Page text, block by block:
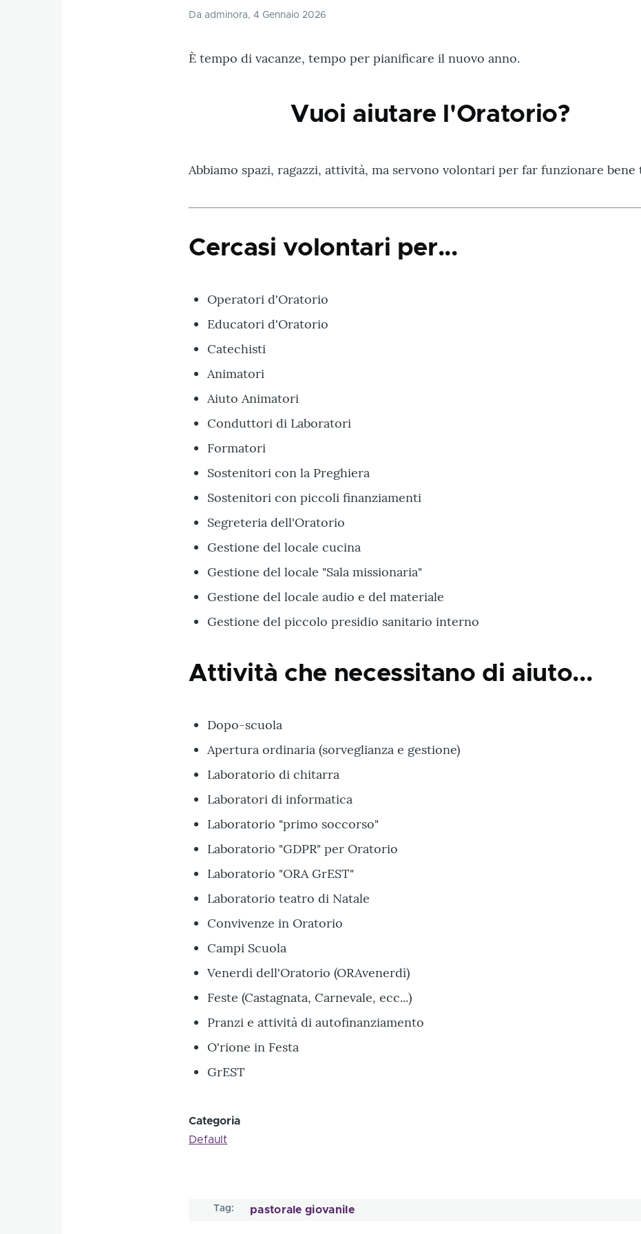
Daadminora, 4 Gennaio 2026
È tempo di vacanze, tempo per pianificare il nuovo anno.
Vuoi aiutare l'Oratorio?
Abbiamo spazi, ragazzi, attività, ma servono volontari per far funzionare
Cercasi volontari per...
Operatori d'Oratorio
Educatori d'Oratorio
Catechisti
Animatori
Aiuto Animatori
Conduttori di Laboratori
Formatori
Sostenitori con la Preghiera
Sostenitori con piccoli finanziamenti
Segreteria dell'Oratorio
Gestione del locale cucina
Gestione del locale "Sala missionaria"
Gestione del locale audio e del materiale
Gestione del piccolo presidio sanitario interno
Attività che necessitano di aiuto...
Dopo-scuola
Apertura ordinaria (sorveglianza e gestione)
Laboratorio di chitarra
Laboratori di informatica
Laboratorio "primo soccorso"
Laboratorio "GDPR" per Oratorio
Laboratorio "ORA GrEST"
Laboratorio teatro di Natale
Convivenze in Oratorio
Campi Scuola
Venerdì dell'Oratorio (ORAvenerdì)
Feste (Castagnata, Carnevale, ecc...)
Pranzi e attività di autofinanziamento
O'rione in Festa
GrEST
Categoria
Default
Tag pastorale giovanile